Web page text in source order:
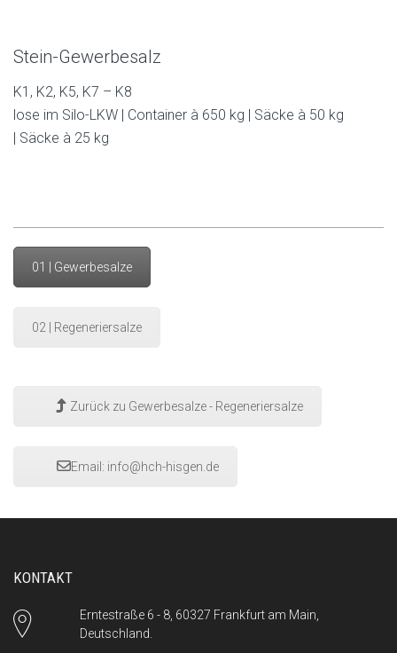
Stein-Gewerbesalz
K1, K2, K5, K7 – K8
lose im Silo-LKW | Container à 650 kg | Säcke à 50 kg
| Säcke à 25 kg
01 | Gewerbesalze
02 | Regeneriersalze
Zurück zu Gewerbesalze - Regeneriersalze
Email: info@hch-hisgen.de
KONTAKT
Erntestraße 6 - 8, 60327 Frankfurt am Main,
Deutschland.